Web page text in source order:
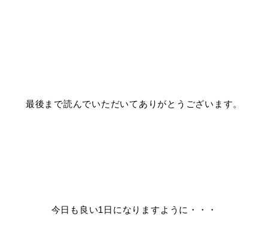
最後まで読んでいただいてありがとうございます。
今日も良い1日になりますように・・・